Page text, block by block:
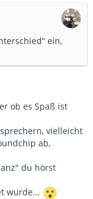
ein,
ob es Spaß ist
vielleicht
ab,
du hörst
wurde...